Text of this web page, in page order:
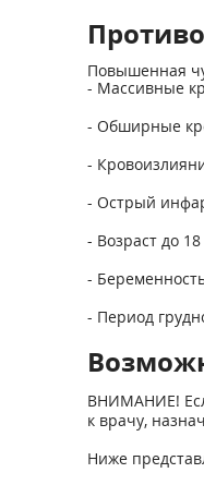
Повышенная
- Массивные
- Обширные
-
- Острый
- Возраст до 18
-
- Период
ВНИМАНИЕ!
к врачу,
Ниже